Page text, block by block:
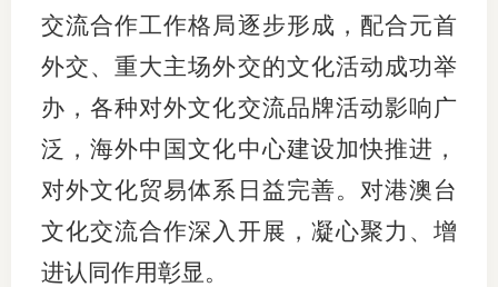
交流合作工作格局逐步形成，配合元首
外交、重大主场外交的文化活动成功举
办，各种对外文化交流品牌活动影响广
泛，海外中国文化中心建设加快推进，
对外文化贸易体系日益完善。对港澳台
文化交流合作深入开展，凝心聚力、增
进认同作用彰显。